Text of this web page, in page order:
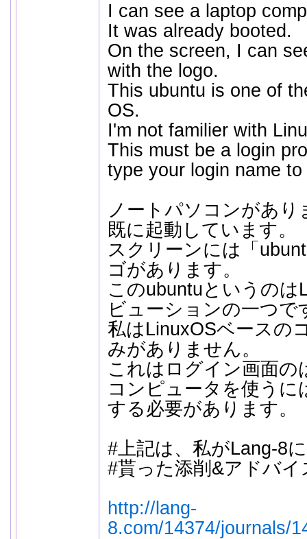
I can see a laptop
It was already booted.
On the screen, I can
with the logo.
This ubuntu is one of
OS.
I'm not familier with
This must be a login
type your login name
ノートパソコンがあり
既に起動しています。
スクリーンには「
ゴがあります。
このubuntuというの
ビューションの一つで
私はLinuxOSベースの
みがありません。
これはログイン画面の
コンピュータを使うに
する必要があります。
#上記は、私がLang-8
#貰った添削&アドバ
http://lang-
8.com/14374/journals/